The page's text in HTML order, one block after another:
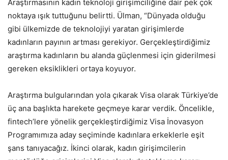
Araştırmasının kadın teknoloji girişimciliğine dair pek çok
noktaya ışık tuttuğunu belirtti. Ülman, “Dünyada olduğu
gibi ülkemizde de teknolojiyi yaratan girişimlerde
kadınların payının artması gerekiyor. Gerçekleştirdiğimiz
araştırma kadınların bu alanda güçlenmesi için giderilmesi
gereken eksiklikleri ortaya koyuyor.
Araştırma bulgularından yola çıkarak Visa olarak Türkiye’de
üç ana başlıkta harekete geçmeye karar verdik. Öncelikle,
fintech’lere yönelik gerçekleştirdiğimiz Visa İnovasyon
Programımıza aday seçiminde kadınlara erkeklerle eşit
şans tanıyacağız. İkinci olarak, kadın girişimcilerin